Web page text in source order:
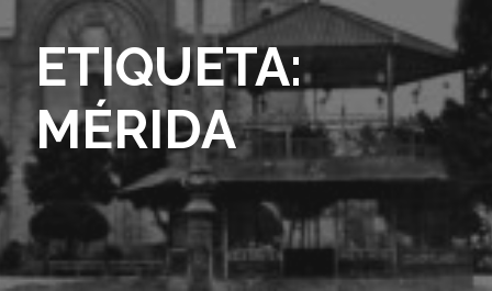
ETIQUETA:
MÉRIDA